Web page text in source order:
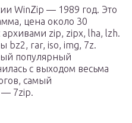
WinZip — 1989 год. Это
цена около 30
архивами zip, zipx, lha, lzh.
bz2, rar, iso, img, 7z.
популярный
с выходом весьма
самый
— 7zip.